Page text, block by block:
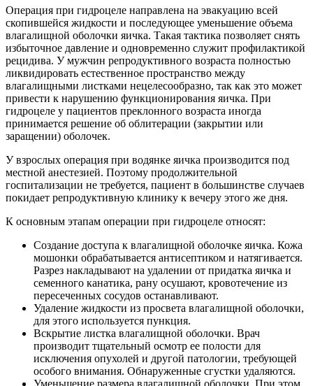
Операция при гидроцеле направлена на эвакуацию всей
скопившейся жидкости и последующее уменьшение объема
влагалищной оболочки яичка. Такая тактика позволяет снять
избыточное давление и одновременно служит профилактикой
рецидива. У мужчин репродуктивного возраста полностью
ликвидировать естественное пространство между
влагалищными листками нецелесообразно, так как это может
привести к нарушению функционирования яичка. При
гидроцеле у пациентов преклонного возраста иногда
принимается решение об облитерации (закрытии или
заращении) оболочек.
У взрослых операция при водянке яичка производится под
местной анестезией. Поэтому продолжительной
госпитализации не требуется, пациент в большинстве случаев
покидает репродуктивную клинику к вечеру этого же дня.
К основным этапам операции при гидроцеле относят:
Создание доступа к влагалищной оболочке яичка. Кожа
мошонки обрабатывается антисептиком и натягивается.
Разрез накладывают на удалении от придатка яичка и
семенного канатика, рану осушают, кровотечение из
пересеченных сосудов останавливают.
Удаление жидкости из просвета влагалищной оболочки,
для этого используется пункция.
Вскрытие листка влагалищной оболочки. Врач
производит тщательный осмотр ее полости для
исключения опухолей и другой патологии, требующей
особого внимания. Обнаруженные сгустки удаляются.
Уменьшение размера влагалищной оболочки. При этом